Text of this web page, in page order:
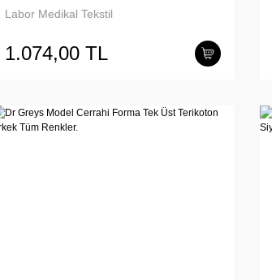
Labor Medikal Tekstil
1.074,00 TL